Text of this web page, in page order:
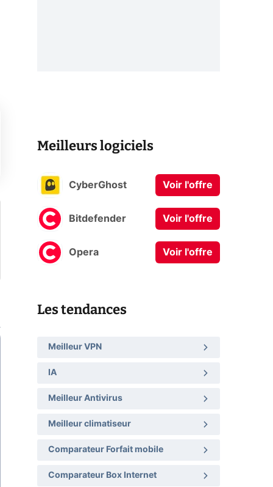
Meilleurs logiciels
CyberGhost Voir l'offre
Bitdefender Voir l'offre
Opera Voir l'offre
Les tendances
Meilleur VPN
IA
Meilleur Antivirus
Meilleur climatiseur
Comparateur Forfait mobile
Comparateur Box Internet